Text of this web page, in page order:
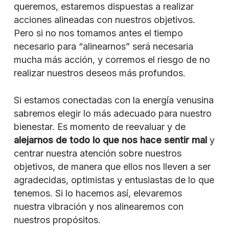
queremos, estaremos dispuestas a realizar
acciones alineadas con nuestros objetivos.
Pero si no nos tomamos antes el tiempo
necesario para “alinearnos” será necesaria
mucha más acción, y corremos el riesgo de no
realizar nuestros deseos más profundos.
Si estamos conectadas con la energía venusina
sabremos elegir lo más adecuado para nuestro
bienestar. Es momento de reevaluar y de
alejarnos de todo lo que nos hace sentir maly
centrar nuestra atención sobre nuestros
objetivos, de manera que ellos nos lleven a ser
agradecidas, optimistas y entusiastas de lo que
tenemos. Si lo hacemos así, elevaremos
nuestra vibración y nos alinearemos con
nuestros propósitos.